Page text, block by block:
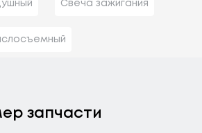
Свеча зажигания
запчасти